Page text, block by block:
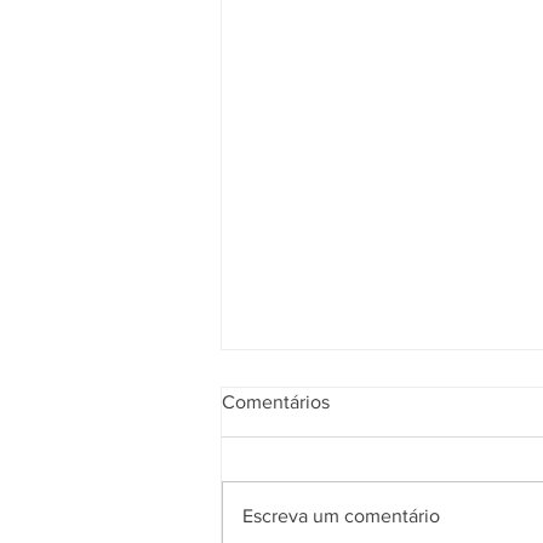
Comentários
Escreva um comentário